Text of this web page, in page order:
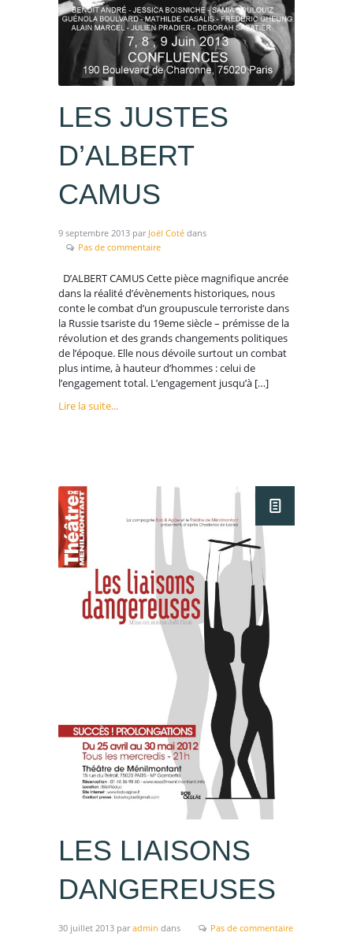
LES JUSTES
D’ALBERT
CAMUS
9 septembre 2013 par Joël Coté dans
Pas de commentaire
D’ALBERT CAMUS Cette pièce magnifique ancrée
dans la réalité d’évènements historiques, nous
conte le combat d’un groupuscule terroriste dans
la Russie tsariste du 19eme siècle – prémisse de la
révolution et des grands changements politiques
de l’époque. Elle nous dévoile surtout un combat
plus intime, à hauteur d’hommes : celui de
l’engagement total. L’engagement jusqu’à […]
Lire la suite...
LES LIAISONS
DANGEREUSES
30 juillet 2013 paradmin dans Pas de commentaire